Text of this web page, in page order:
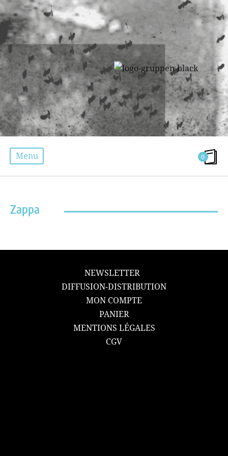
Menu 0
Zappa
NEWSLETTER
DIFFUSION-DISTRIBUTION
MON COMPTE
PANIER
MENTIONS LÉGALES
CGV